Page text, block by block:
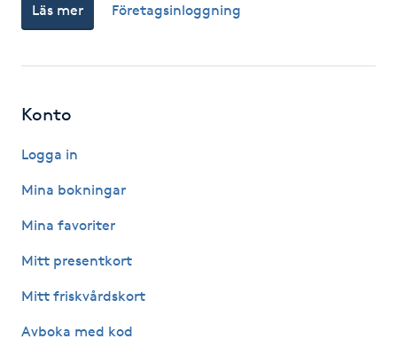
Fotsvamp
Fransar
Fransborttagning
Fransförlängning
Läs mer Företagsinloggning
Konto
Logga in
Mina bokningar
Mina favoriter
Mitt presentkort
Mitt friskvårdskort
Avboka med kod